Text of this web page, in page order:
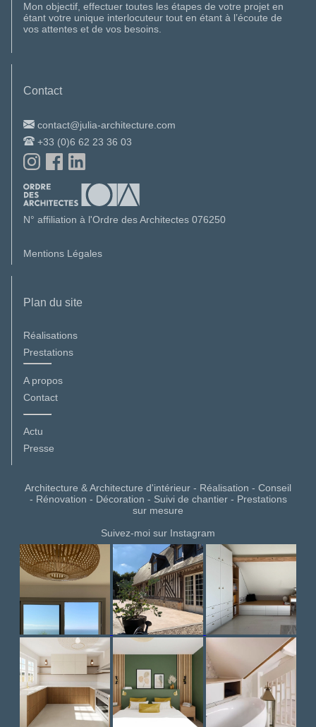
Mon objectif, effectuer toutes les étapes de votre projet en
étant votre unique interlocuteur tout en étant à l’écoute de
vos attentes et de vos besoins.
Contact
contact@julia-architecture.com
+33 (0)6 62 23 36 03
N° affiliation à l'Ordre des Architectes 076250
Mentions Légales
Plan du site
Réalisations
Prestations
A propos
Contact
Actu
Presse
Architecture & Architecture d'intérieur - Réalisation - Conseil
- Rénovation - Décoration - Suivi de chantier - Prestations
sur mesure
Suivez-moi sur Instagram